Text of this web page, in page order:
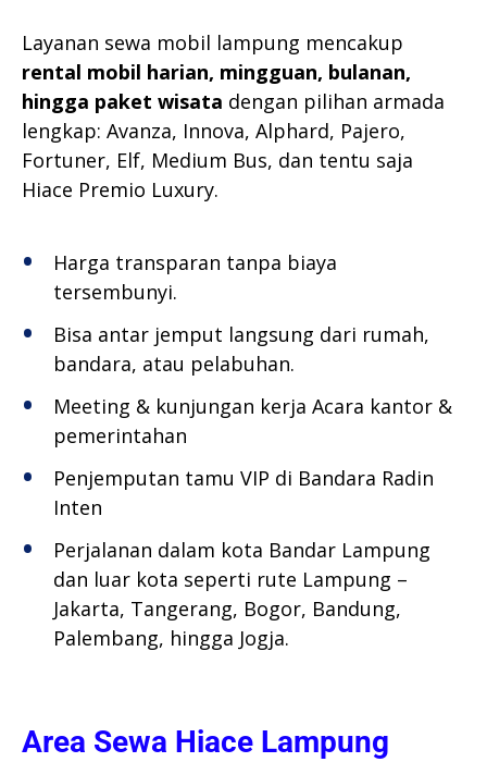
Layanan sewa mobil lampung mencakup
rental mobil harian, mingguan, bulanan,
hingga paket wisata dengan pilihan armada
lengkap: Avanza, Innova, Alphard, Pajero,
Fortuner, Elf, Medium Bus, dan tentu saja
Hiace Premio Luxury.
Harga transparan tanpa biaya
tersembunyi.
Bisa antar jemput langsung dari rumah,
bandara, atau pelabuhan.
Meeting & kunjungan kerja Acara kantor &
pemerintahan
Penjemputan tamu VIP di Bandara Radin
Inten
Perjalanan dalam kota Bandar Lampung
dan luar kota seperti rute Lampung –
Jakarta, Tangerang, Bogor, Bandung,
Palembang, hingga Jogja.
Area Sewa Hiace Lampung